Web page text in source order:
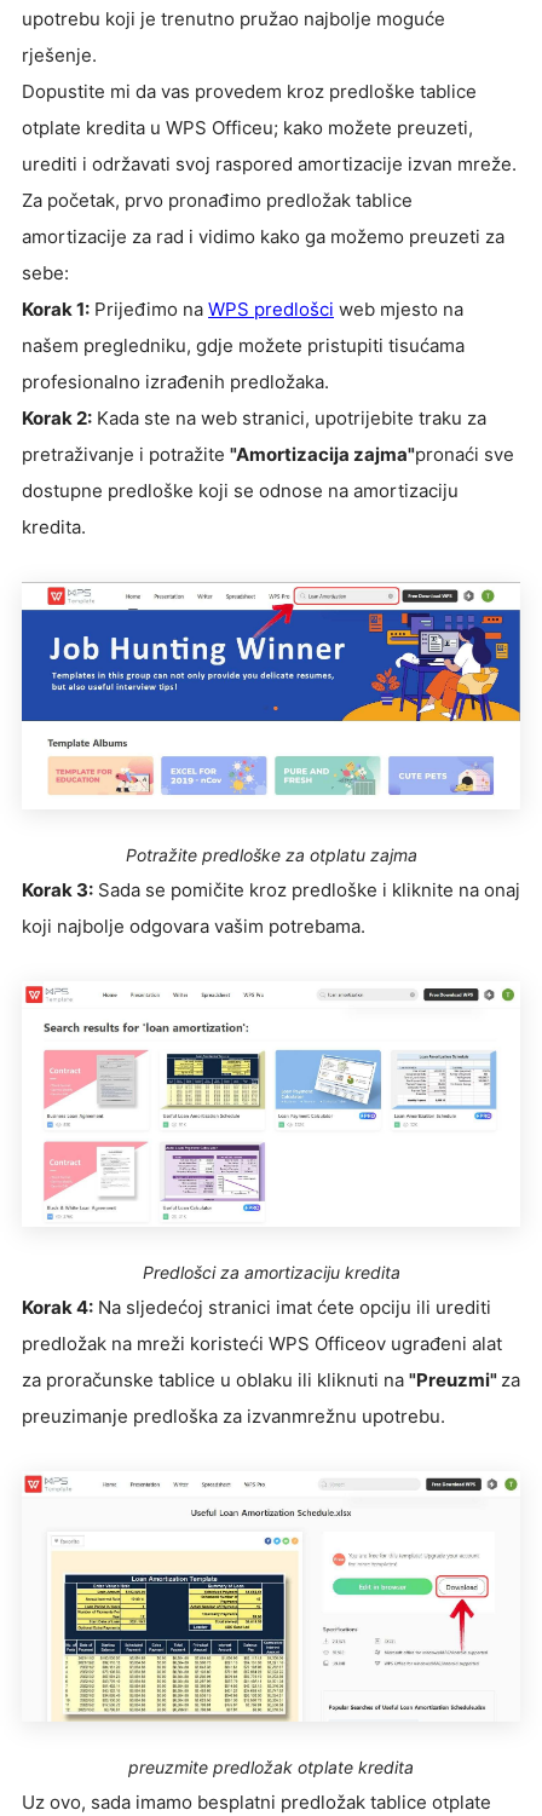
upotrebu koji je trenutno pružao najbolje moguće
rješenje.
Dopustite mi da vas provedem kroz predloške tablice
otplate kredita u WPS Officeu; kako možete preuzeti,
urediti i održavati svoj raspored amortizacije izvan mreže.
Za početak, prvo pronađimo predložak tablice
amortizacije za rad i vidimo kako ga možemo preuzeti za
sebe:
Korak 1: Prijeđimo na WPS predlošci web mjesto na
našem pregledniku, gdje možete pristupiti tisućama
profesionalno izrađenih predložaka.
Korak 2: Kada ste na web stranici, upotrijebite traku za
pretraživanje i potražite "Amortizacija zajma"pronaći sve
dostupne predloške koji se odnose na amortizaciju
kredita.
Potražite predloške za otplatu zajma
Korak 3: Sada se pomičite kroz predloške i kliknite na onaj
koji najbolje odgovara vašim potrebama.
Predlošci za amortizaciju kredita
Korak 4: Na sljedećoj stranici imat ćete opciju ili urediti
predložak na mreži koristeći WPS Officeov ugrađeni alat
za proračunske tablice u oblaku ili kliknuti na "Preuzmi" za
preuzimanje predloška za izvanmrežnu upotrebu.
preuzmite predložak otplate kredita
Uz ovo, sada imamo besplatni predložak tablice otplate